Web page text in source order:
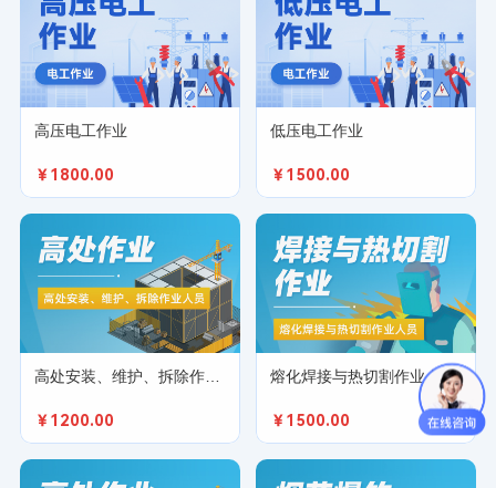
高压电工作业
￥1800.00
低压电工作业
￥1500.00
高处安装、维护、拆除作业人员
￥1200.00
熔化焊接与热切割作业人员
￥1500.00